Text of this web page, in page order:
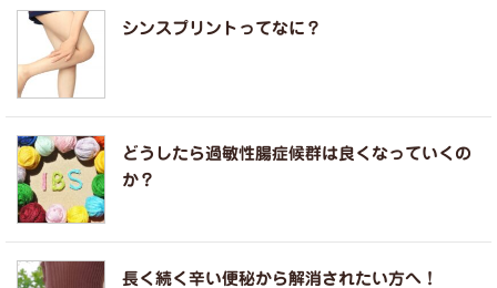
シンスプリントってなに？
どうしたら過敏性腸症候群は良くなっていくの
か？
長く続く辛い便秘から解消されたい方へ！